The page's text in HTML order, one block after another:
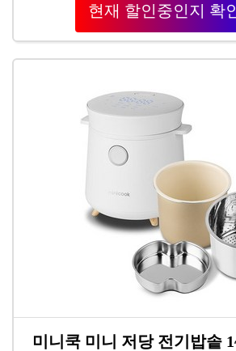
현재 할인중인지 확
미니쿡 미니 저당 전기밥솥